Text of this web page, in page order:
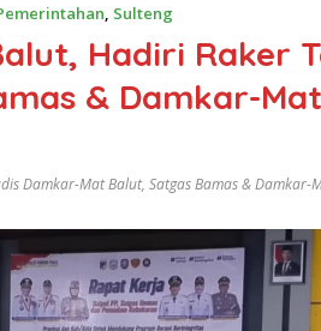
, Sulteng
Hadiri Raker
& Damkar-
Damkar-Mat Balut, Satgas Bamas & Damkar-